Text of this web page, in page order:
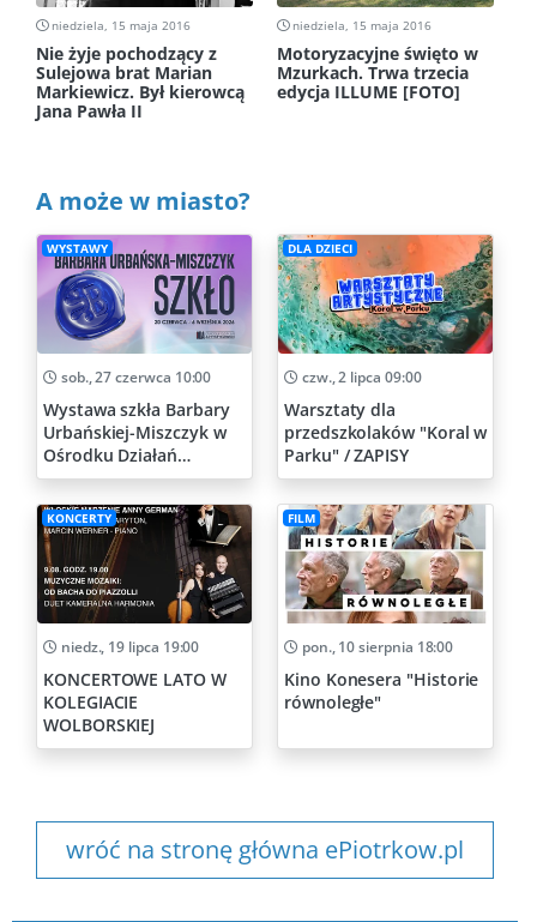
niedziela, 15 maja 2016
Nie żyje pochodzący z
Sulejowa brat Marian
Markiewicz. Był kierowcą
Jana Pawła II
niedziela, 15 maja 2016
Motoryzacyjne święto w
Mzurkach. Trwa trzecia
edycja ILLUME [FOTO]
A może w miasto?
WYSTAWY
sob., 27 czerwca 10:00
Wystawa szkła Barbary
Urbańskiej-Miszczyk w
Ośrodku Działań
Artystycznych
DLA DZIECI
czw., 2 lipca 09:00
Warsztaty dla
przedszkolaków "Koral w
Parku" / ZAPISY
KONCERTY
niedz., 19 lipca 19:00
KONCERTOWE LATO W
KOLEGIACIE
WOLBORSKIEJ
FILM
pon., 10 sierpnia 18:00
Kino Konesera "Historie
równoległe"
wróć na stronę główna ePiotrkow.pl